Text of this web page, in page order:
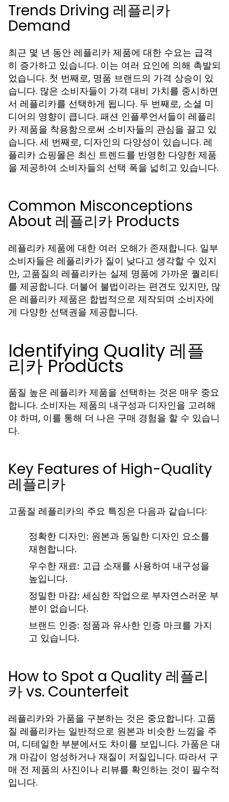
Trends Driving 레플리카
Demand
최근 몇 년 동안 레플리카 제품에 대한 수요는 급격
히 증가하고 있습니다. 이는 여러 요인에 의해 촉발되
었습니다. 첫 번째로, 명품 브랜드의 가격 상승이 있
습니다. 많은 소비자들이 가격 대비 가치를 중시하면
서 레플리카를 선택하게 됩니다. 두 번째로, 소셜 미
디어의 영향이 큽니다. 패션 인플루언서들이 레플리
카 제품을 착용함으로써 소비자들의 관심을 끌고 있
습니다. 세 번째로, 디자인의 다양성이 있습니다. 레
플리카 쇼핑몰은 최신 트렌드를 반영한 다양한 제품
을 제공하여 소비자들의 선택 폭을 넓히고 있습니다.
Common Misconceptions
About 레플리카 Products
레플리카 제품에 대한 여러 오해가 존재합니다. 일부
소비자들은 레플리카가 질이 낮다고 생각할 수 있지
만, 고품질의 레플리카는 실제 명품에 가까운 퀄리티
를 제공합니다. 더불어 불법이라는 편견도 있지만, 많
은 레플리카 제품은 합법적으로 제작되며 소비자에
게 다양한 선택권을 제공합니다.
Identifying Quality 레플
리카 Products
품질 높은 레플리카 제품을 선택하는 것은 매우 중요
합니다. 소비자는 제품의 내구성과 디자인을 고려해
야 하며, 이를 통해 더 나은 구매 경험을 할 수 있습니
다.
Key Features of High-Quality
레플리카
고품질 레플리카의 주요 특징은 다음과 같습니다:
정확한 디자인: 원본과 동일한 디자인 요소를
재현합니다.
우수한 재료: 고급 소재를 사용하여 내구성을
높입니다.
정밀한 마감: 세심한 작업으로 부자연스러운 부
분이 없습니다.
브랜드 인증: 정품과 유사한 인증 마크를 가지
고 있습니다.
How to Spot a Quality 레플리
카 vs. Counterfeit
레플리카와 가품을 구분하는 것은 중요합니다. 고품
질 레플리카는 일반적으로 원본과 비슷한 느낌을 주
며, 디테일한 부분에서도 차이를 보입니다. 가품은 대
개 마감이 엉성하거나 재질이 저질입니다. 따라서 구
매 전 제품의 사진이나 리뷰를 확인하는 것이 필수적
입니다.